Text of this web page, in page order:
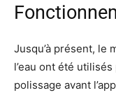
Jusqu’à présent, le
l’eau ont été
polissage avant